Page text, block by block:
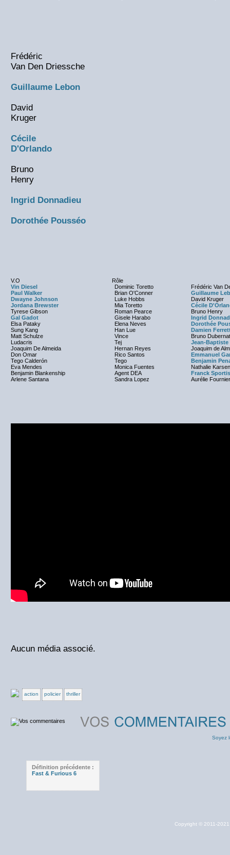
Frédéric
Van Den Driessche
Guillaume Lebon
David
Kruger
Cécile
D'Orlando
Bruno
Henry
Ingrid Donnadieu
Dorothée Pousséo
V.O
Rôle
Vin Diesel
Dominic Toretto
Frédéric Van
Paul Walker
Brian O'Conner
Guillaume
Dwayne Johnson
Luke Hobbs
David Kruger
Jordana Brewster
Mia Toretto
Cécile
Tyrese Gibson
Roman Pearce
Bruno Henry
Gal Gadot
Gisele Harabo
Ingrid
Elsa Pataky
Elena Neves
Dorothée
Sung Kang
Han Lue
Damien
Matt Schulze
Vince
Bruno Dubernat
Ludacris
Tej
Jean-
Joaquim De Almeida
Hernan Reyes
Joaquim de
Don Omar
Rico Santos
Emmanuel
Tego Calderón
Tego
Benjamin
Eva Mendes
Monica Fuentes
Nathalie
Benjamin Blankenship
Agent DEA
Franck Sportis
Arlene Santana
Sandra Lopez Aurélie Fournier
Aucun média associé.
action policier thriller
Soyez
Définition précédente :
Fast & Furious 6
Copyright © 2011-